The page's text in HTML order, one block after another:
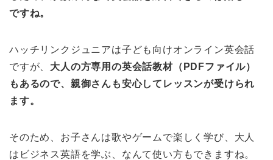
ですね。
ハッチリンクジュニアは子ども向けオンライン英会話
ですが、 大人の方専用の英会話教材（PDFファイル）
もあるので、親御さんも安心してレッスンが受けられ
ます。
そのため、お子さんは歌やゲームで楽しく学び、大人
はビジネス英語を学ぶ、なんて使い方もできますね。